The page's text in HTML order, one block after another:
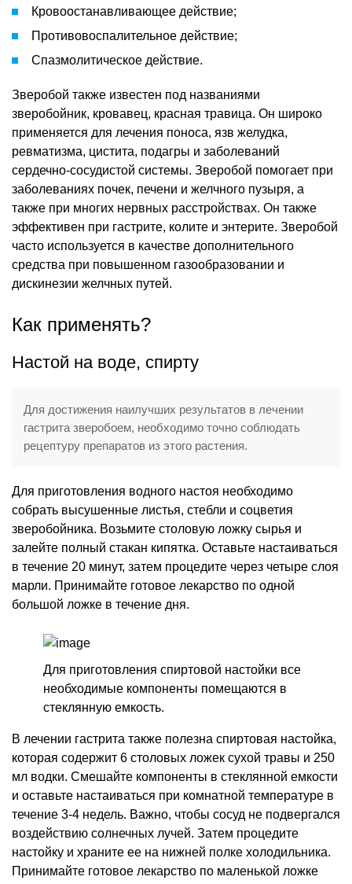
Кровоостанавливающее действие;
Противовоспалительное действие;
Спазмолитическое действие.
Зверобой также известен под названиями
зверобойник, кровавец, красная травица. Он широко
применяется для лечения поноса, язв желудка,
ревматизма, цистита, подагры и заболеваний
сердечно-сосудистой системы. Зверобой помогает при
заболеваниях почек, печени и желчного пузыря, а
также при многих нервных расстройствах. Он также
эффективен при гастрите, колите и энтерите. Зверобой
часто используется в качестве дополнительного
средства при повышенном газообразовании и
дискинезии желчных путей.
Как применять?
Настой на воде, спирту
Для достижения наилучших результатов в лечении
гастрита зверобоем, необходимо точно соблюдать
рецептуру препаратов из этого растения.
Для приготовления водного настоя необходимо
собрать высушенные листья, стебли и соцветия
зверобойника. Возьмите столовую ложку сырья и
залейте полный стакан кипятка. Оставьте настаиваться
в течение 20 минут, затем процедите через четыре слоя
марли. Принимайте готовое лекарство по одной
большой ложке в течение дня.
Для приготовления спиртовой настойки все
необходимые компоненты помещаются в
стеклянную емкость.
В лечении гастрита также полезна спиртовая настойка,
которая содержит 6 столовых ложек сухой травы и 250
мл водки. Смешайте компоненты в стеклянной емкости
и оставьте настаиваться при комнатной температуре в
течение 3-4 недель. Важно, чтобы сосуд не подвергался
воздействию солнечных лучей. Затем процедите
настойку и храните ее на нижней полке холодильника.
Принимайте готовое лекарство по маленькой ложке